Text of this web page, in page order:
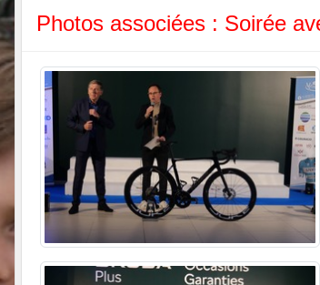
Photos associées : Soirée